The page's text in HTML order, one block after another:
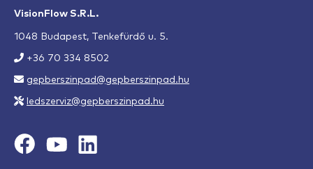
VisionFlow S.R.L.
1048 Budapest, Tenkefürdő u. 5.
+36 70 334 8502
gepberszinpad@gepberszinpad.hu
ledszerviz@gepberszinpad.hu